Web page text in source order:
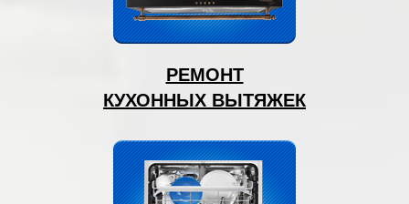
РЕМОНТ
КУХОННЫХ ВЫТЯЖЕК